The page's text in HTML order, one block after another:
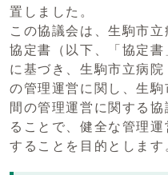
置しました。
この協議会は、生駒市
協定書（以下、「協定
に基づき、生駒市立病院
の管理運営に関し、生
間の管理運営に関する
ることで、健全な管理
することを目的とします